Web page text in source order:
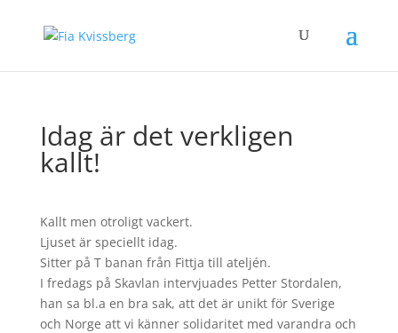
Idag är det verkligen
kallt!
Kallt men otroligt vackert.
Ljuset är speciellt idag.
Sitter på T banan från Fittja till ateljén.
I fredags på Skavlan intervjuades Petter Stordalen,
han sa bl.a en bra sak, att det är unikt för Sverige
och Norge att vi känner solidaritet med varandra och